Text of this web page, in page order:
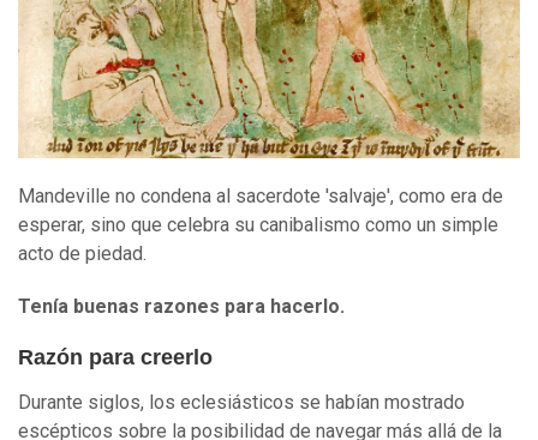
Mandeville no condena al sacerdote 'salvaje', como era de
esperar, sino que celebra su canibalismo como un simple
acto de piedad.
Tenía buenas razones para hacerlo.
Razón para creerlo
Durante siglos, los eclesiásticos se habían mostrado
escépticos sobre la posibilidad de navegar más allá de la